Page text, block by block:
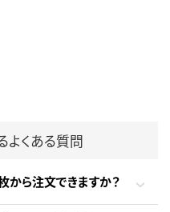
よくある質問
から注文できますか？